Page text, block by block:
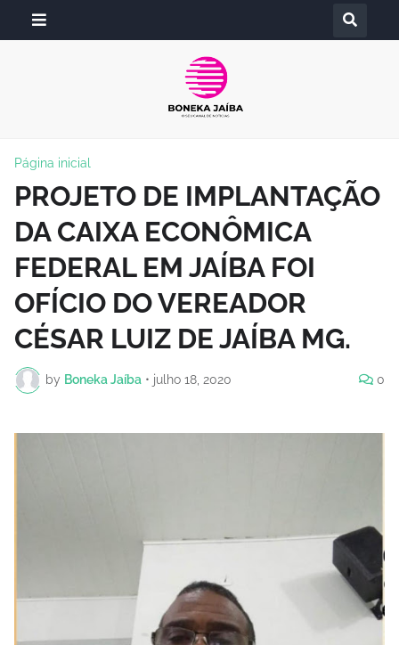
Página inicial
PROJETO DE IMPLANTAÇÃO
DA CAIXA ECONÔMICA
FEDERAL EM JAÍBA FOI
OFÍCIO DO VEREADOR
CÉSAR LUIZ DE JAÍBA MG.
by Boneka Jaíba • julho 18, 2020 0